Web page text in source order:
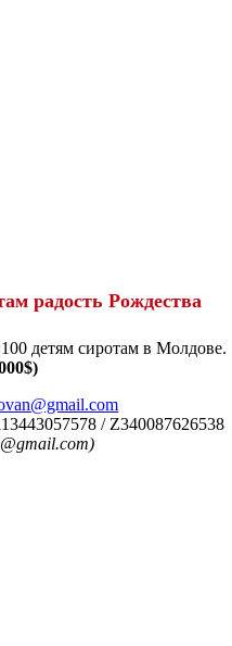
радость Рождества
детям сиротам в Молдове.
/ Z340087626538